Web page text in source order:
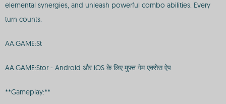
elemental synergies, and unleash powerful combo abilities. Every
turn counts.
AA.GAME:St
AA.GAME:Stor - Android और iOS के लिए मुफ्त गेम एक्सेस ऐप
**Gameplay:**